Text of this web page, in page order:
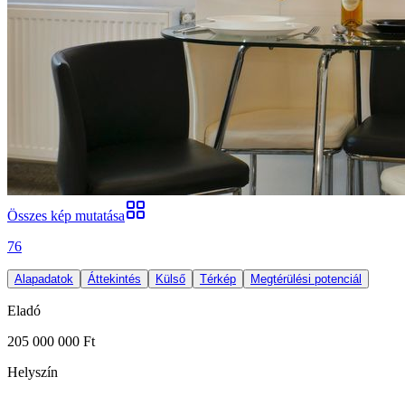
Összes kép mutatása
76
Alapadatok Áttekintés Külső Térkép Megtérülési potenciál
Eladó
205 000 000 Ft
Helyszín